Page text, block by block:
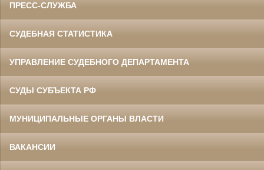
ПРЕСС-СЛУЖБА
СУДЕБНАЯ СТАТИСТИКА
УПРАВЛЕНИЕ СУДЕБНОГО ДЕПАРТАМЕНТА
СУДЫ СУБЪЕКТА РФ
МУНИЦИПАЛЬНЫЕ ОРГАНЫ ВЛАСТИ
ВАКАНСИИ